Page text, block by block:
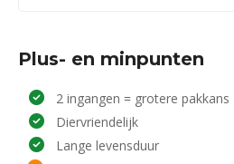
Plus- en minpunten
2 ingangen = grotere pakkans
Diervriendelijk
Lange levensduur